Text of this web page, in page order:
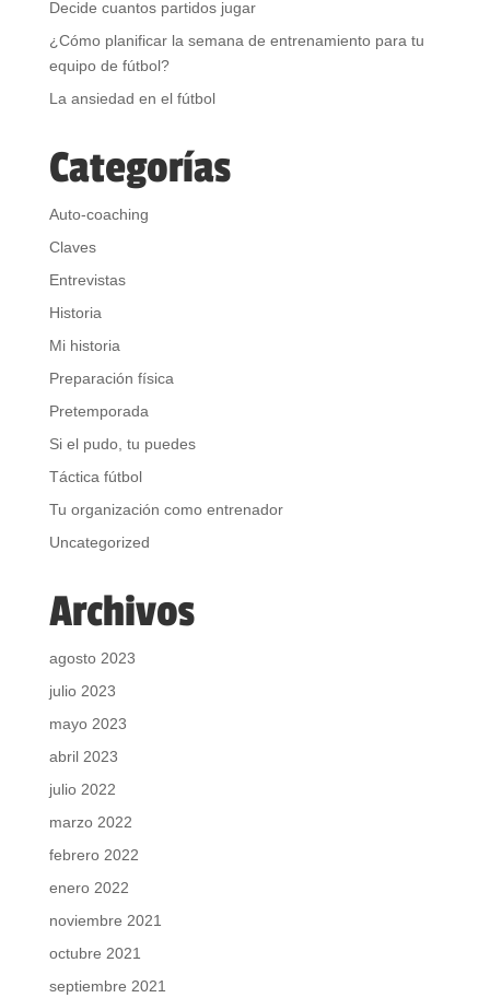
Decide cuantos partidos jugar
¿Cómo planificar la semana de entrenamiento para tu
equipo de fútbol?
La ansiedad en el fútbol
Categorías
Auto-coaching
Claves
Entrevistas
Historia
Mi historia
Preparación física
Pretemporada
Si el pudo, tu puedes
Táctica fútbol
Tu organización como entrenador
Uncategorized
Archivos
agosto 2023
julio 2023
mayo 2023
abril 2023
julio 2022
marzo 2022
febrero 2022
enero 2022
noviembre 2021
octubre 2021
septiembre 2021